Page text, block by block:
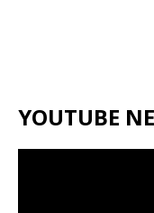
YOUTUBE